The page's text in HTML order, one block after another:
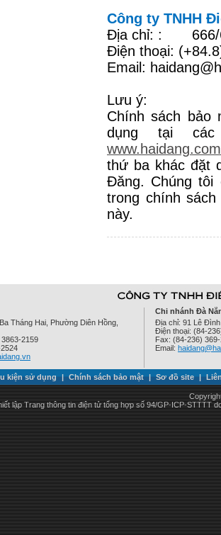
Công ty TNHH
Địa chỉ: : 666/
Điện thoại:
Email:
Lưu ý:
Chính sách bảo
dụng tại
thứ ba khác đặt
Đăng. Chúng tôi
trong chính
này.
Tháng Hai, Phường Diên Hồng,
2159
Chi nhánh Đà
Địa chỉ: 91 Lê
Điện thoại: (84-
Fax: (84-236)
Email:
kiện sử dụng | Chính sách bảo mật | Sơ đồ site |
lập Trang thông tin điện tử tổng hợp số 94/GP-ICP-STTTT